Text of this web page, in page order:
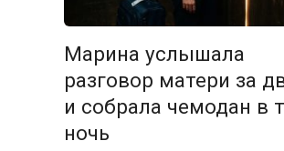
Марина услышала
разговор матери за
и собрала чемодан в
ночь